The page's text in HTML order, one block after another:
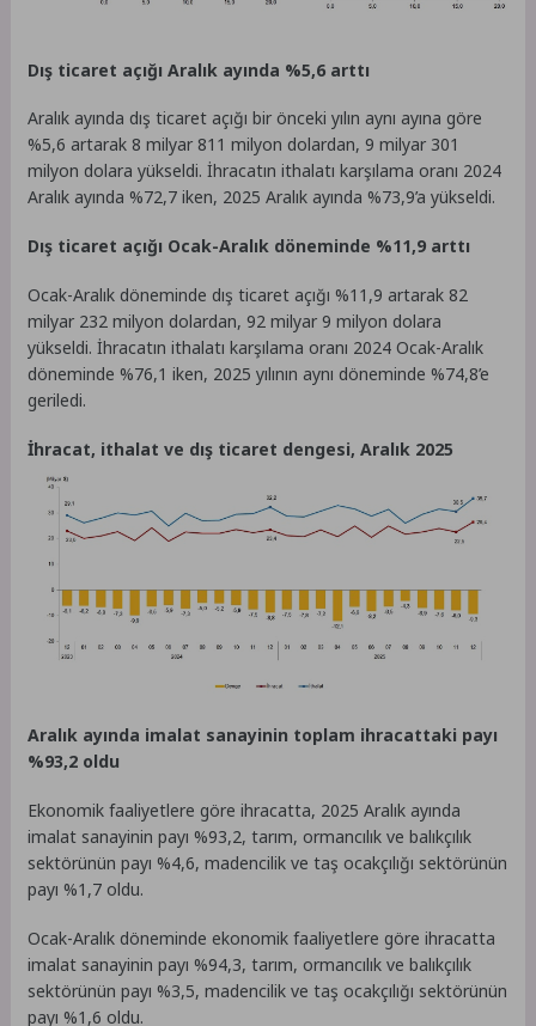
Dış ticaret açığı Aralık ayında %5,6 arttı
Aralık ayında dış ticaret açığı bir önceki yılın aynı ayına göre
%5,6 artarak 8 milyar 811 milyon dolardan, 9 milyar 301
milyon dolara yükseldi. İhracatın ithalatı karşılama oranı 2024
Aralık ayında %72,7 iken, 2025 Aralık ayında %73,9’a yükseldi.
Dış ticaret açığı Ocak-Aralık döneminde %11,9 arttı
Ocak-Aralık döneminde dış ticaret açığı %11,9 artarak 82
milyar 232 milyon dolardan, 92 milyar 9 milyon dolara
yükseldi. İhracatın ithalatı karşılama oranı 2024 Ocak-Aralık
döneminde %76,1 iken, 2025 yılının aynı döneminde %74,8’e
geriledi.
İhracat, ithalat ve dış ticaret dengesi, Aralık 2025
Aralık ayında imalat sanayinin toplam ihracattaki payı
%93,2 oldu
Ekonomik faaliyetlere göre ihracatta, 2025 Aralık ayında
imalat sanayinin payı %93,2, tarım, ormancılık ve balıkçılık
sektörünün payı %4,6, madencilik ve taş ocakçılığı sektörünün
payı %1,7 oldu.
Ocak-Aralık döneminde ekonomik faaliyetlere göre ihracatta
imalat sanayinin payı %94,3, tarım, ormancılık ve balıkçılık
sektörünün payı %3,5, madencilik ve taş ocakçılığı sektörünün
payı %1,6 oldu.